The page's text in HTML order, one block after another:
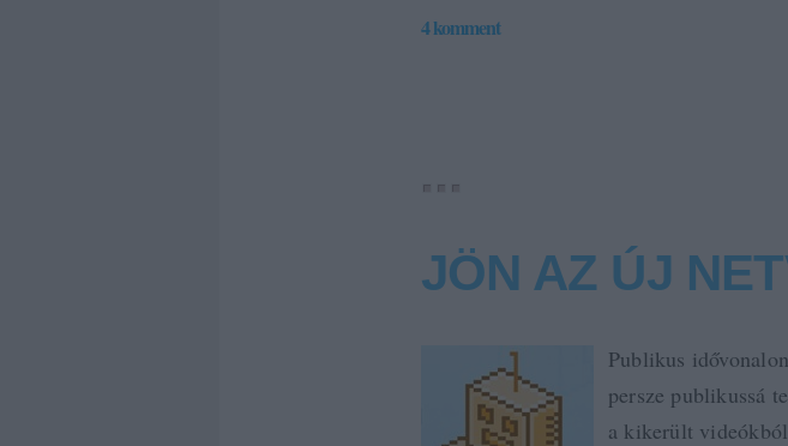
4komment
JÖN AZ ÚJ
Publikus
persze publikussá
a kikerült